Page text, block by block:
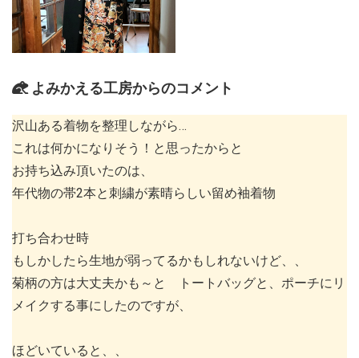
よみかえる工房からのコメント
沢山ある着物を整理しながら…
これは何かになりそう！と思ったからと
お持ち込み頂いたのは、
年代物の帯2本と刺繍が素晴らしい留め袖着物
打ち合わせ時
もしかしたら生地が弱ってるかもしれないけど、、
菊柄の方は大丈夫かも～と トートバッグと、ポーチにリ
メイクする事にしたのですが、
ほどいていると、、